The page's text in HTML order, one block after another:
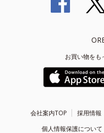
お買い物をも
会社案内TOP 採用情報
個人情報保護について